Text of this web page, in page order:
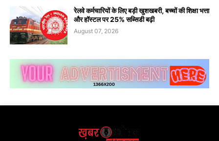
रेलवे कर्मचारियों के लिए बड़ी खुशखबरी, बच्चों की शिक्षा भत्ता
और हॉस्टल पर 25% सब्सिडी बढ़ी
August 07, 2026